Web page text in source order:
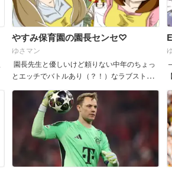
やすみ保育園の園長センセ♡
ゆさマン
園長先生と優しいけど頼りない中年のちょっ
とエッチでバトルあり（？！）なラブストー